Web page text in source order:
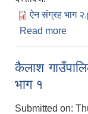
ऐन संग्रह भाग
Read more
कैलाश
भाग १
Submitted on: